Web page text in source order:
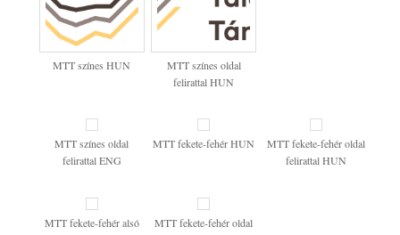
MTT színes HUN
MTT színes oldal
felirattal HUN
MTT színes oldal
felirattal ENG
MTT fekete-fehér HUN
MTT fekete-fehér oldal
felirattal HUN
MTT fekete-fehér alsó
MTT fekete-fehér oldal